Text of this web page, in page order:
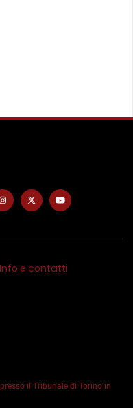
Info e contatti
il Tribunale di Torino in